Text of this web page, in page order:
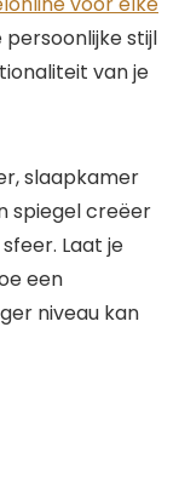
persoonlijke stijl
van je
slaapkamer
spiegel creëer
Laat je
een
niveau kan